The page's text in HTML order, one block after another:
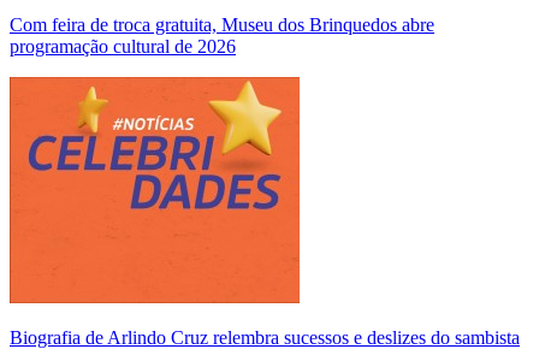
Com feira de troca gratuita, Museu dos Brinquedos abre
programação cultural de 2026
Biografia de Arlindo Cruz relembra sucessos e deslizes do sambista